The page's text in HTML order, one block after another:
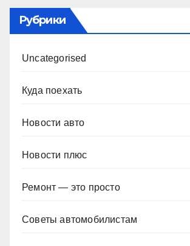
Рубрики
Uncategorised
Куда поехать
Новости авто
Новости плюс
Ремонт — это просто
Советы автомобилистам